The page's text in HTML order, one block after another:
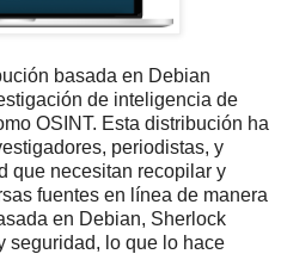
basada en Debian
de inteligencia de
OSINT. Esta distribución ha
periodistas, y
que necesitan recopilar y
fuentes en línea de manera
en Debian, Sherlock
seguridad, lo que lo hace